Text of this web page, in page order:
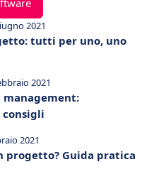
2021
tutti per uno, uno
2021
consigli
2021
progetto? Guida pratica